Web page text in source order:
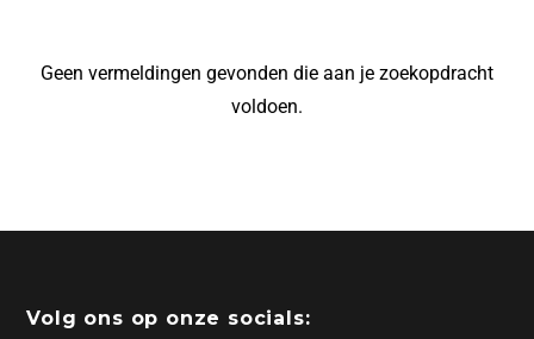
Geen vermeldingen gevonden die aan je zoekopdracht
voldoen.
Volg ons op onze socials: